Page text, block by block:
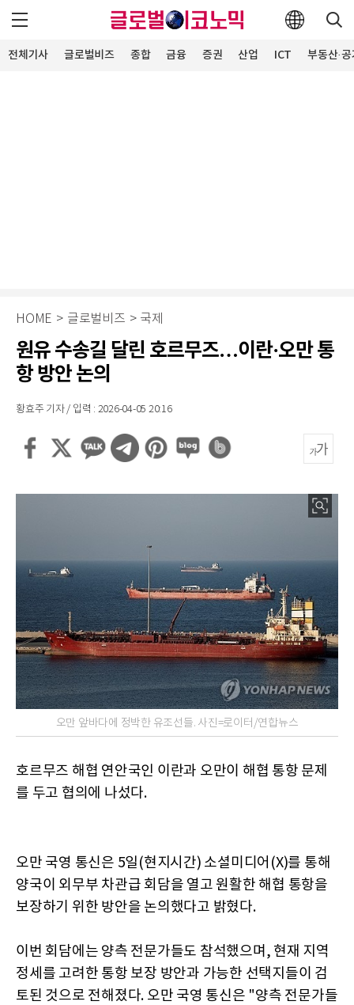
전체기사 글로벌비즈 종합 금융 증권 산업 ICT 부동산·
HOME > 글로벌비즈 > 국제
원유 수송길 달린 호르무즈…이란·오만 통
항 방안 논의
황효주 기자 / 입력 : 2026-04-05 20:16
오만 앞바다에 정박한 유조선들. 사진=로이터/연합뉴스
호르무즈 해협 연안국인 이란과 오만이 해협 통항 문제
를 두고 협의에 나섰다.
오만 국영 통신은 5일(현지시간) 소셜미디어(X)를 통해
양국이 외무부 차관급 회담을 열고 원활한 해협 통항을
보장하기 위한 방안을 논의했다고 밝혔다.
이번 회담에는 양측 전문가들도 참석했으며, 현재 지역
정세를 고려한 통항 보장 방안과 가능한 선택지들이 검
토된 것으로 전해졌다. 오만 국영 통신은 "양측 전문가들